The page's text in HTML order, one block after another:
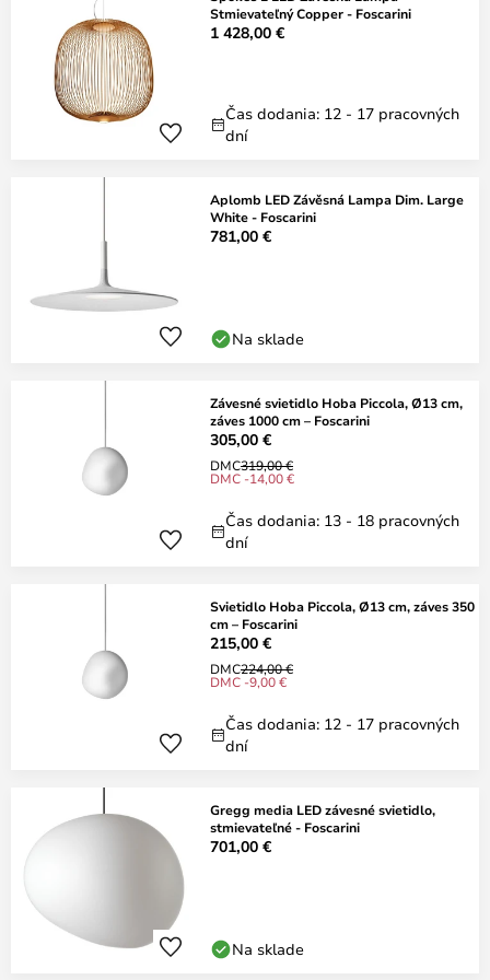
Stmievateľný Copper - Foscarini
1 428,00 €
Čas dodania: 12 - 17 pracovných
dní
Aplomb LED Závěsná Lampa Dim. Large
White - Foscarini
781,00 €
Na sklade
Závesné svietidlo Hoba Piccola, Ø13 cm,
záves 1000 cm – Foscarini
305,00 €
DMC319,00 €
DMC -14,00 €
Čas dodania: 13 - 18 pracovných
dní
Svietidlo Hoba Piccola, Ø13 cm, záves 350
cm – Foscarini
215,00 €
DMC224,00 €
DMC -9,00 €
Čas dodania: 12 - 17 pracovných
dní
Gregg media LED závesné svietidlo,
stmievateľné - Foscarini
701,00 €
Na sklade